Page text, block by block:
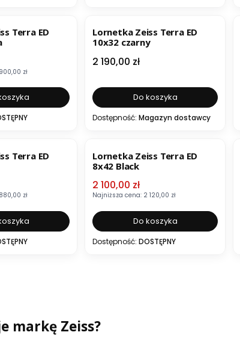
Terra ED
zł
Lornetka Zeiss Terra ED
10x32 czarny
Cena
2 190,00 zł
Do koszyka
Dostępność: Magazyn dostawcy
Terra ED
zł
Lornetka Zeiss Terra ED
8x42 Black
Cena promocyjna
2 100,00 zł
Najniższa cena: 2 120,00 zł
Do koszyka
Dostępność: DOSTĘPNY
markę Zeiss?